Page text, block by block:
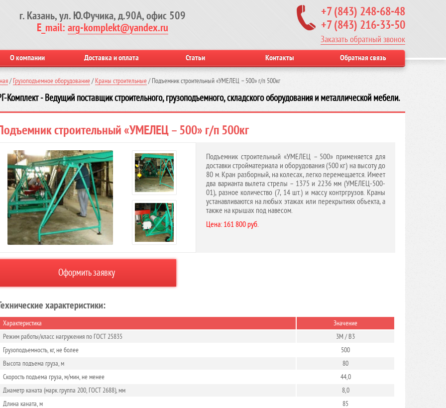
г. Казань, ул. Ю.Фучика, д.90А, офис 509
E_mail:arg-komplekt@yandex.ru
+7 (843) 248-68-48
+7 (843) 216-33-50
Заказать обратный звонок
О компании Доставка и оплата Статьи Контакты Обратная связь
/ Грузоподъемное оборудование / Краны строительные / Подъемник строительный «УМЕЛЕЦ – 500» г/п 500кг
Комплект - Ведущий поставщик строительного, грузоподъемного, складского оборудования и металлической мебели.
строительный «УМЕЛЕЦ – 500» г/п 500кг
Оформить заявку
Подъемник строительный «УМЕЛЕЦ – 500» применяется для
доставки стройматериала и оборудования (500 кг) на высоту до
80 м. Кран разборный, на колесах, легко перемещается. Имеет
два варианта вылета стрелы – 1375 и 2236 мм (УМЕЛЕЦ-500-
01), разное количество (7, 14 шт.) и массу контргрузов. Краны
устанавливаются на любых этажах или перекрытиях объекта, а
также на крышах под навесом.
Цена: 161 800 руб.
характеристики:
Характеристика
Значение
Режим работы/класс нагружения по ГОСТ 25835
3М / В3
Грузоподъемность, кг, не более
500
Высота подъема груза, м
80
Скорость подъема груза, м/мин, не менее
44,0
Диаметр каната (марк. группа 200, ГОСТ 2688), мм
8,0
Длина каната, м
85